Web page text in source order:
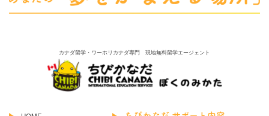
カナダ留学・ワーホリカナダ専門 現地無料留学エージェント